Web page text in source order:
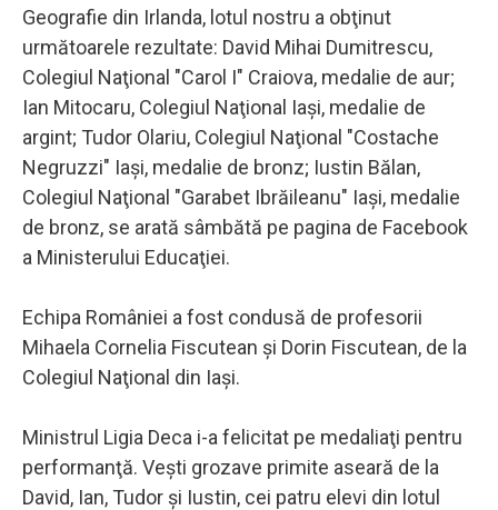
Geografie din Irlanda, lotul nostru a obţinut
următoarele rezultate: David Mihai Dumitrescu,
Colegiul Naţional "Carol I" Craiova, medalie de aur;
Ian Mitocaru, Colegiul Naţional Iaşi, medalie de
argint; Tudor Olariu, Colegiul Naţional "Costache
Negruzzi" Iaşi, medalie de bronz; Iustin Bălan,
Colegiul Naţional "Garabet Ibrăileanu" Iaşi, medalie
de bronz, se arată sâmbătă pe pagina de Facebook
a Ministerului Educaţiei.
Echipa României a fost condusă de profesorii
Mihaela Cornelia Fiscutean şi Dorin Fiscutean, de la
Colegiul Naţional din Iaşi.
Ministrul Ligia Deca i-a felicitat pe medaliaţi pentru
performanţă. Veşti grozave primite aseară de la
David, Ian, Tudor şi Iustin, cei patru elevi din lotul